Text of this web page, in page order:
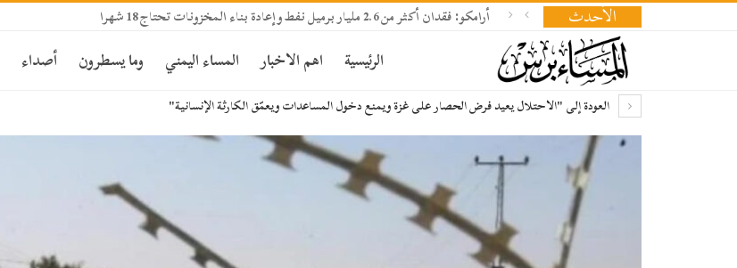
الأحدث أرامكو: فقدان أكثر من 2.6 مليار برميل نفط وإعادة بناء المخزونات تحتاج 18 شهرا
الرئيسية اهم الاخبار المساء اليمني وما يسطرون أصداء
العودة إلى "الاحتلال يعيد فرض الحصار على غزة ويمنع دخول المساعدات ويعمّق الكارثة الإنسانية"